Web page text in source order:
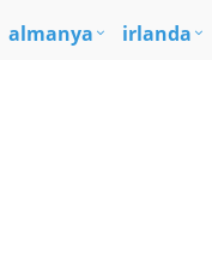
almanya irlanda